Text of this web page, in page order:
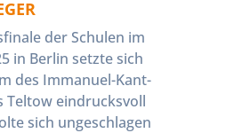
der Schulen im
in Berlin setzte sich
des Immanuel-Kant-
Teltow eindrucksvoll
sich ungeschlagen